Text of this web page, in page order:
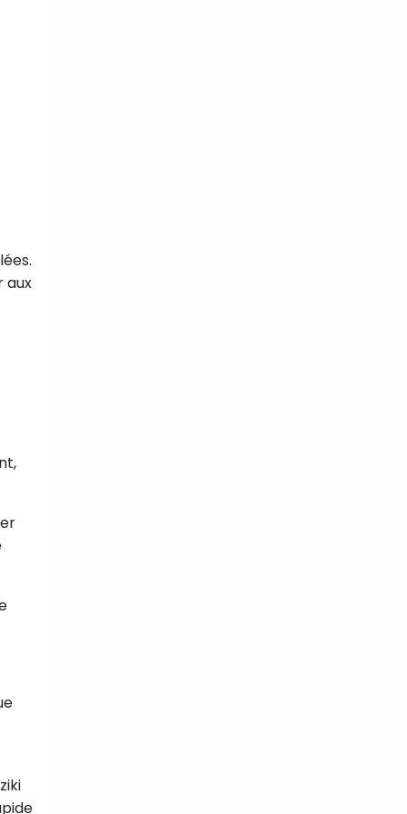
aux
les
le lien de
plus et